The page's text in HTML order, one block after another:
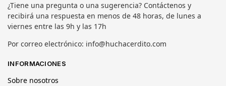
¿Tiene una pregunta o una sugerencia? Contáctenos y
recibirá una respuesta en menos de 48 horas, de lunes a
viernes entre las 9h y las 17h
Por correo electrónico: info@huchacerdito.com
INFORMACIONES
Sobre nosotros